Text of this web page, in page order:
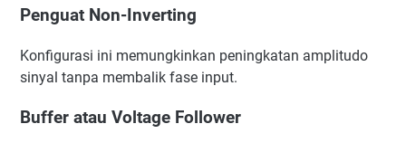
Penguat Non-Inverting
Konfigurasi ini memungkinkan peningkatan amplitudo
sinyal tanpa membalik fase input.
Buffer atau Voltage Follower